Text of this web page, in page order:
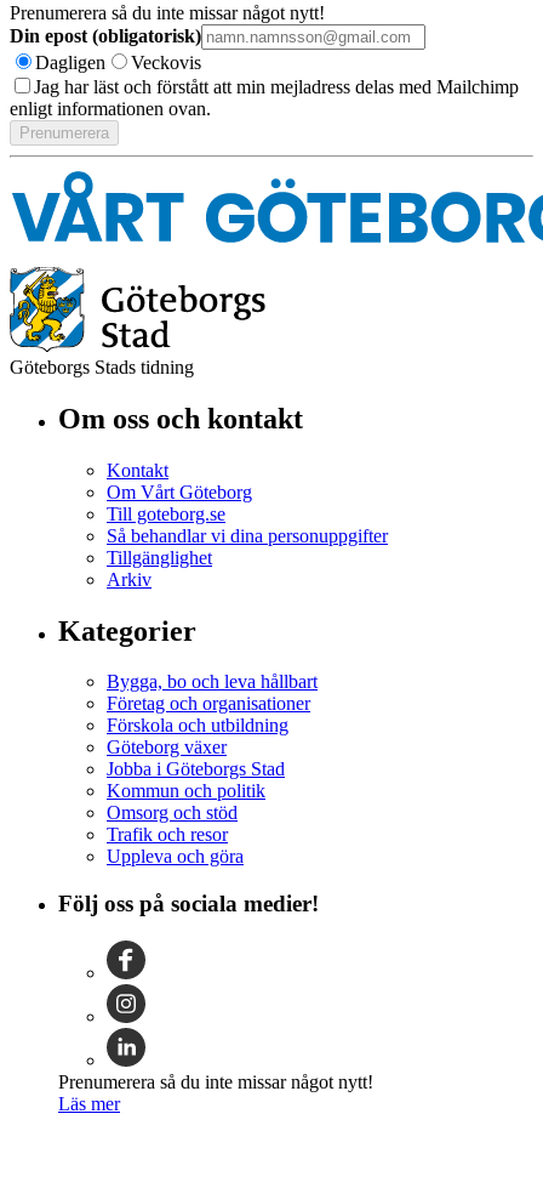
Prenumerera så du inte missar något nytt!
Din epost (obligatorisk)
Dagligen
Veckovis
Jag har läst och förstått att min mejladress delas med Mailchimp
enligt informationen ovan.
Göteborgs Stads tidning
Om oss och kontakt
Kontakt
Om Vårt Göteborg
Till goteborg.se
Så behandlar vi dina personuppgifter
Tillgänglighet
Arkiv
Kategorier
Bygga, bo och leva hållbart
Företag och organisationer
Förskola och utbildning
Göteborg växer
Jobba i Göteborgs Stad
Kommun och politik
Omsorg och stöd
Trafik och resor
Uppleva och göra
Följ oss på sociala medier!
Prenumerera så du inte missar något nytt!
Läs mer